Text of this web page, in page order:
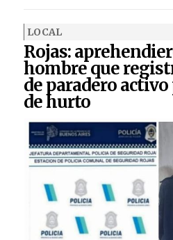
LOCAL
Rojas:
hombre que
de paradero
de hurto